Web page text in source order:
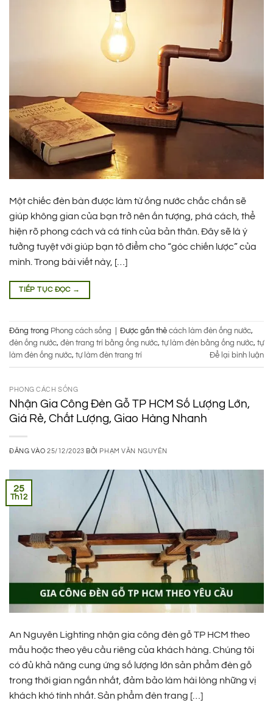
Một chiếc đèn bàn được làm từ ống nước chắc chắn sẽ
giúp không gian của bạn trở nên ấn tượng, phá cách, thể
hiện rõ phong cách và cá tính của bản thân. Đây sẽ là ý
tưởng tuyệt vời giúp bạn tô điểm cho “góc chiến lược” của
mình. Trong bài viết này, […]
TIẾP TỤC ĐỌC →
Đăng trong Phong cách sống Được gắn thẻ cách làm đèn ống nước,
đèn ống nước, đèn trang trí bằng ống nước, tự làm đèn bằng ống nước, tự
làm đèn ống nước, tự làm đèn trang trí Để lại bình luận
PHONG CÁCH SỐNG
Nhận Gia Công Đèn Gỗ TP HCM Số Lượng Lớn,
Giá Rẻ, Chất Lượng, Giao Hàng Nhanh
ĐĂNG VÀO25/12/2023 BỞI PHẠM VĂN NGUYÊN
25
Th12
An Nguyên Lighting nhận gia công đèn gỗ TP HCM theo
mẫu hoặc theo yêu cầu riêng của khách hàng. Chúng tôi
có đủ khả năng cung ứng số lượng lớn sản phẩm đèn gỗ
trong thời gian ngắn nhất, đảm bảo làm hài lòng những vị
khách khó tính nhất. Sản phẩm đèn trang […]